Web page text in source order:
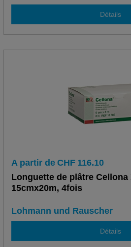
Détails
A partir de CHF 116.10
Longuette de plâtre Cellona
15cmx20m, 4fois
Lohmann und Rauscher
Détails